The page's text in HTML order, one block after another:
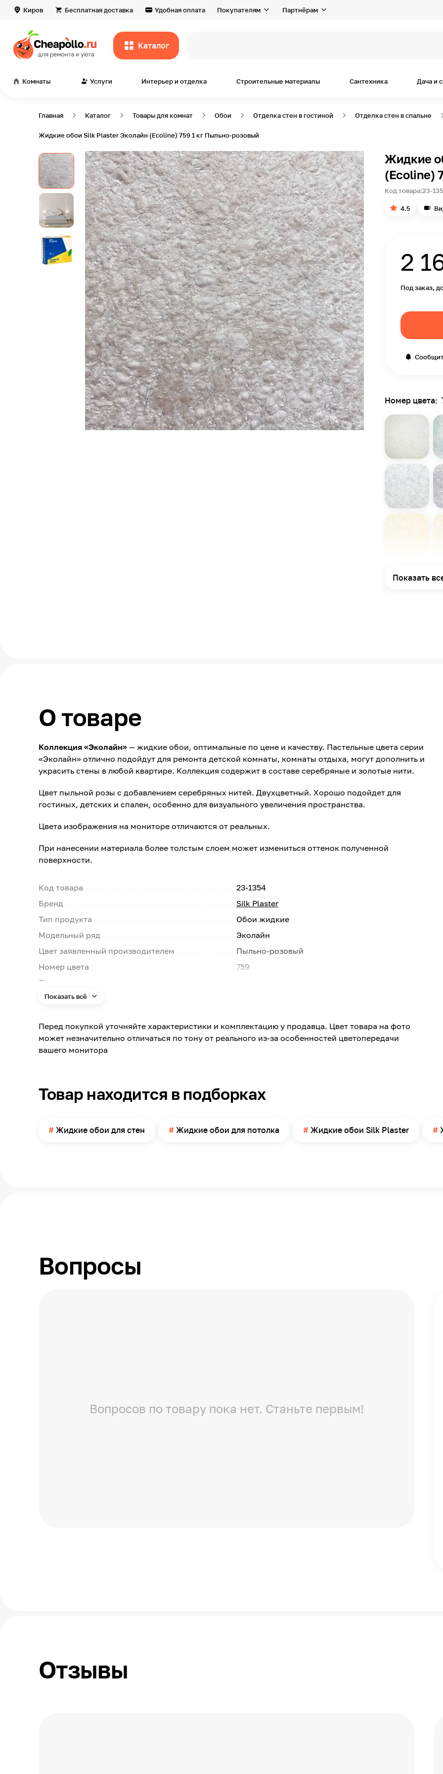
Киров Бесплатная доставка Удобная оплата Покупателям Партнёрам
Каталог
Комнаты Услуги Интерьер и отделка Строительные материалы Сантехника Дача и
Главная Каталог Товары для комнат Обои Отделка стен в гостиной Отделка стен в спальне
Жидкие обои Silk Plaster Эколайн (Ecoline) 759 1 кг Пыльно-розовый
Жидкие
(Ecoline)
Код товара:23-
4.5
2
Под заказ,
Номер цвета:
Показать
О товаре
Коллекция «Эколайн» — жидкие обои, оптимальные по цене и качеству. Пастельные цвета серии
«Эколайн» отлично подойдут для ремонта детской комнаты, комнаты отдыха, могут дополнить и
украсить стены в любой квартире. Коллекция содержит в составе серебряные и золотые нити.
Цвет пыльной розы с добавлением серебряных нитей. Двухцветный. Хорошо подойдет для
гостиных, детских и спален, особенно для визуального увеличения пространства.
Цвета изображения на мониторе отличаются от реальных.
При нанесении материала более толстым слоем может измениться оттенок полученной
поверхности.
Код товара
23-1354
Бренд
Silk Plaster
Тип продукта
Обои жидкие
Модельный ряд
Эколайн
Цвет заявленный производителем
Пыльно-розовый
Номер цвета
759
Поверхность
Типы помещений
Помещение
Прихожая, Кухня, Спальня, Гостиная, Детская,
Офис
Упаковка
Пакет
Показать всё
Перед покупкой уточняйте характеристики и комплектацию у продавца. Цвет товара на фото
может незначительно отличаться по тону от реального из-за особенностей цветопередачи
вашего монитора
Товар находится в подборках
Жидкие обои для стен Жидкие обои для потолка Жидкие обои Silk Plaster
Вопросы
Вопросов по товару пока нет. Станьте первым!
Отзывы